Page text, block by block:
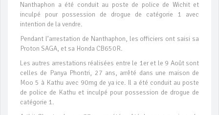
Nanthaphon a été conduit au poste de police de Wichit et
inculpé pour possession de drogue de catégorie 1 avec
intention de la vendre.
Pendant l’arrestation de Nanthaphon, les officiers ont saisi sa
Proton SAGA, et sa Honda CB650R.
Les autres arrestations réalisées entre le 1er et le 9 Août sont
celles de Panya Phontri, 27 ans, arrêté dans une maison de
Moo 5 à Kathu avec 90mg de ya ice. Il a été conduit au poste
de police de Kathu et inculpé pour possession de drogue de
catégorie 1.